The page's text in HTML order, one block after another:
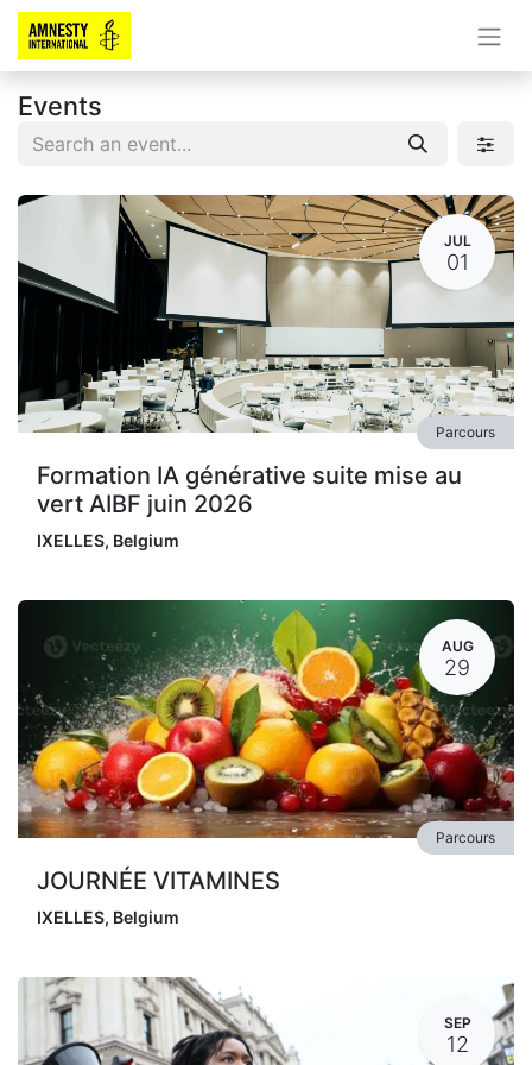
Events
JUL
01
Formation IA générative suite mise au
vert AIBF juin 2026
Parcours
IXELLES, Belgium
AUG
29
JOURNÉE VITAMINES
Parcours
IXELLES, Belgium
SEP
12